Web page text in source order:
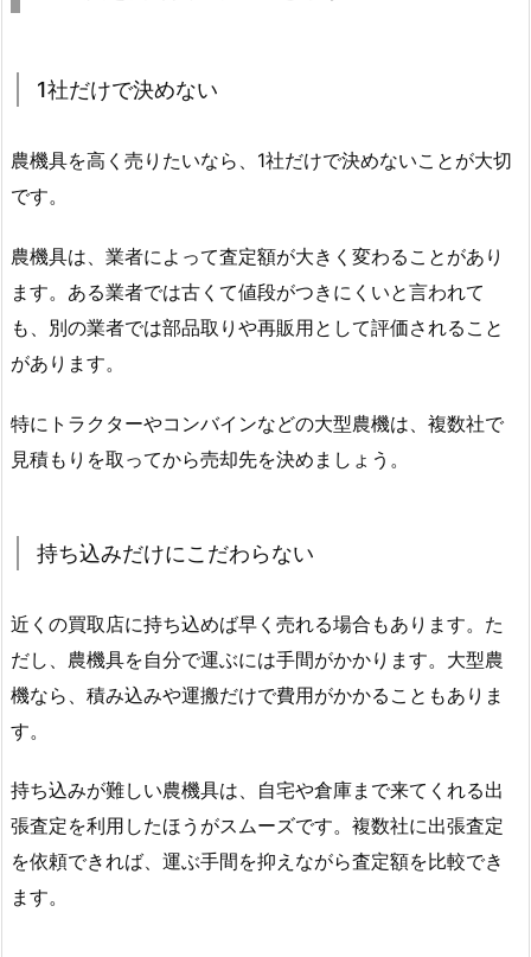
1社だけで決めない
農機具を高く売りたいなら、1社だけで決めないことが大切
です。
農機具は、業者によって査定額が大きく変わることがあり
ます。ある業者では古くて値段がつきにくいと言われて
も、別の業者では部品取りや再販用として評価されること
があります。
特にトラクターやコンバインなどの大型農機は、複数社で
見積もりを取ってから売却先を決めましょう。
持ち込みだけにこだわらない
近くの買取店に持ち込めば早く売れる場合もあります。た
だし、農機具を自分で運ぶには手間がかかります。大型農
機なら、積み込みや運搬だけで費用がかかることもありま
す。
持ち込みが難しい農機具は、自宅や倉庫まで来てくれる出
張査定を利用したほうがスムーズです。複数社に出張査定
を依頼できれば、運ぶ手間を抑えながら査定額を比較でき
ます。